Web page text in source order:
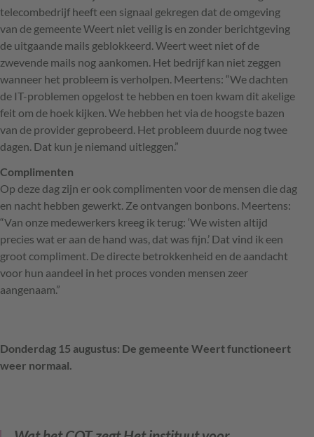
telecombedrijf heeft een signaal gekregen dat de omgeving
van de gemeente Weert niet veilig is en zonder berichtgeving
de uitgaande mails geblokkeerd. Weert weet niet of de
zwevende mails nog aankomen. Het bedrijf kan niet zeggen
wanneer het probleem is verholpen. Meertens: “We dachten
de IT-problemen opgelost te hebben en toen kwam dit akelige
feit om de hoek kijken. We hebben het via de hoogste bazen
van de provider geprobeerd. Het probleem duurde nog twee
dagen. Dat kun je niemand uitleggen.”
Complimenten
Op deze dag zijn er ook complimenten voor de mensen die dag
en nacht hebben gewerkt. Ze ontvangen bonbons. Meertens:
“Van onze medewerkers kreeg ik terug: ‘We wisten altijd
precies wat er aan de hand was, dat was fijn.’ Dat vind ik een
groot compliment. De directe betrokkenheid en de aandacht
voor hun aandeel in het proces vonden mensen zeer
aangenaam.”
Donderdag 15 augustus: De gemeente Weert functioneert
weer normaal.